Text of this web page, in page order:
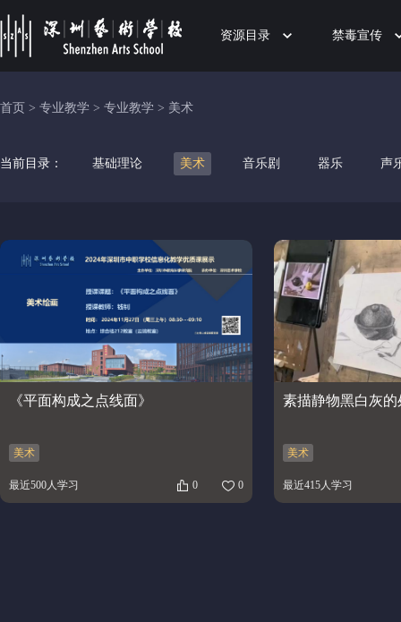
资源目录 禁毒宣传
首页 > 专业教学 > 专业教学 > 美术
当前目录： 基础理论 美术 音乐剧 器乐 声
《平面构成之点线面》
美术
最近500人学习 0 0
素描静物黑白灰的
美术
最近415人学习